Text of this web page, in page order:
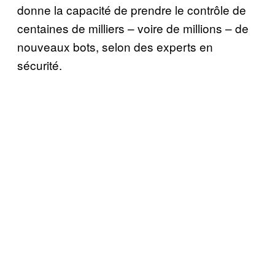
donne la capacité de prendre le contrôle de
centaines de milliers – voire de millions – de
nouveaux bots, selon des experts en
sécurité.